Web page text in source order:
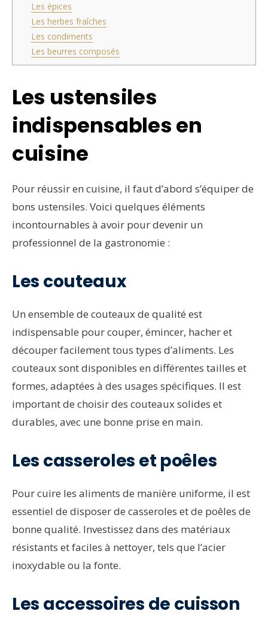
Les épices
Les herbes fraîches
Les condiments
Les beurres composés
Les ustensiles
indispensables en
cuisine
Pour réussir en cuisine, il faut d’abord s’équiper de
bons ustensiles. Voici quelques éléments
incontournables à avoir pour devenir un
professionnel de la gastronomie :
Les couteaux
Un ensemble de couteaux de qualité est
indispensable pour couper, émincer, hacher et
découper facilement tous types d’aliments. Les
couteaux sont disponibles en différentes tailles et
formes, adaptées à des usages spécifiques. Il est
important de choisir des couteaux solides et
durables, avec une bonne prise en main.
Les casseroles et poêles
Pour cuire les aliments de manière uniforme, il est
essentiel de disposer de casseroles et de poêles de
bonne qualité. Investissez dans des matériaux
résistants et faciles à nettoyer, tels que l’acier
inoxydable ou la fonte.
Les accessoires de cuisson